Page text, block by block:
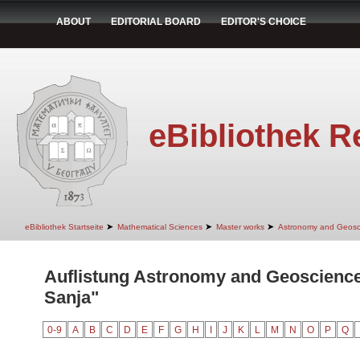
ABOUT EDITORIAL BOARD EDITOR'S CHOICE
eBibliothek
eBibliothek Startseite ➤ Mathematical Sciences ➤ Master works ➤ Astronomy and
Auflistung Astronomy and
Sanja"
0-9 A B C D E F G H J K L M N O P Q